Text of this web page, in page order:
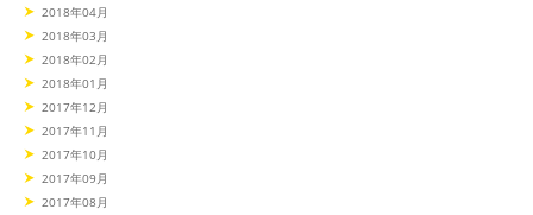
2018年04月
2018年03月
2018年02月
2018年01月
2017年12月
2017年11月
2017年10月
2017年09月
2017年08月